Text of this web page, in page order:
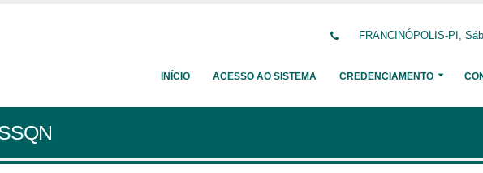
FRANCINÓPOLIS-PI,
INÍCIO ACESSO AO SISTEMA CREDENCIAMENTO